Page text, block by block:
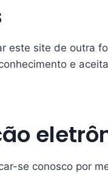
este site de outra
e
se conosco por